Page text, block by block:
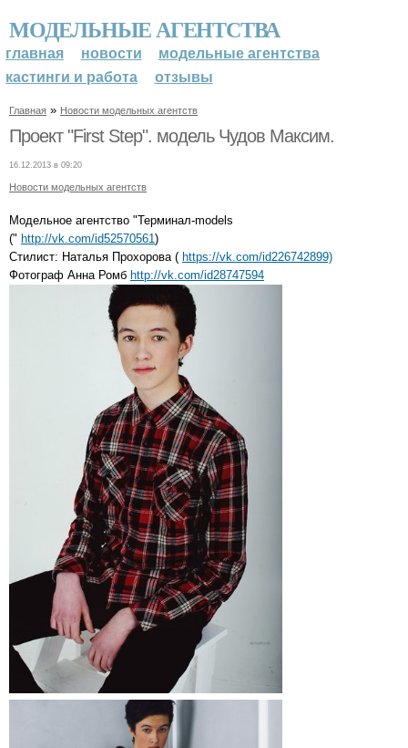
МОДЕЛЬНЫЕ АГЕНТСТВА
главная новости
модельные агентства
кастинги и работа
отзывы
Главная » Новости модельных агентств
Проект "First Step". модель Чудов Максим.
16.12.2013 в 09:20
Новости модельных агентств
Модельное агентство "Терминал-models
(" http://vk.com/id52570561)
Стилист: Наталья Прохорова ( https://vk.com/id226742899)
Фотограф Анна Ромб http://vk.com/id28747594